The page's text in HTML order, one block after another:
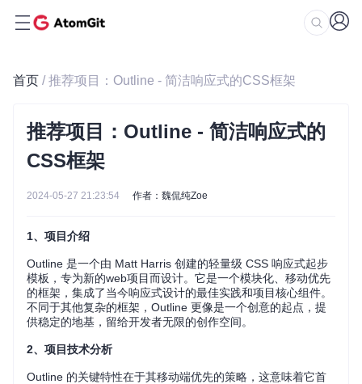
首页 / 推荐项目：Outline - 简洁响应式的CSS框架
推荐项目：Outline - 简洁响应式的
CSS框架
2024-05-27 21:23:54 作者：魏侃纯Zoe
1、项目介绍
Outline 是一个由 Matt Harris 创建的轻量级 CSS 响应式起步
模板，专为新的web项目而设计。它是一个模块化、移动优先
的框架，集成了当今响应式设计的最佳实践和项目核心组件。
不同于其他复杂的框架，Outline 更像是一个创意的起点，提
供稳定的地基，留给开发者无限的创作空间。
2、项目技术分析
Outline 的关键特性在于其移动端优先的策略，这意味着它首